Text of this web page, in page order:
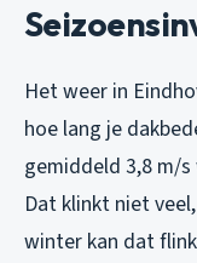
Het weer in
hoe lang je
gemiddeld 3,8 m/
Dat klinkt niet
winter kan dat